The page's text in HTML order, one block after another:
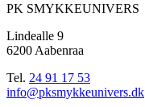
PK SMYKKEUNIVERS
Lindealle 9
6200 Aabenraa
Tel. 24 91 17 53
info@pksmykkeunivers.dk